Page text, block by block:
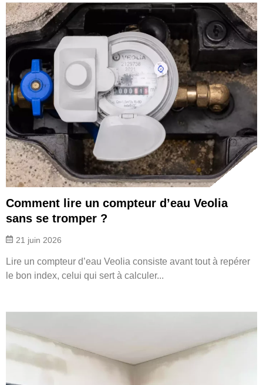
Comment lire un compteur d’eau Veolia
sans se tromper ?
21 juin 2026
Lire un compteur d’eau Veolia consiste avant tout à repérer
le bon index, celui qui sert à calculer...